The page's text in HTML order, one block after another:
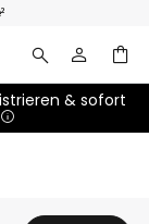
& sofort